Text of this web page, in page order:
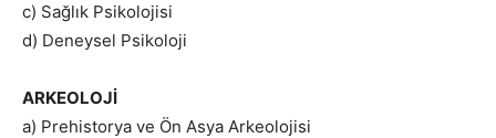
c) Sağlık Psikolojisi
d) Deneysel Psikoloji
ARKEOLOJİ
a) Prehistorya ve Ön Asya Arkeolojisi